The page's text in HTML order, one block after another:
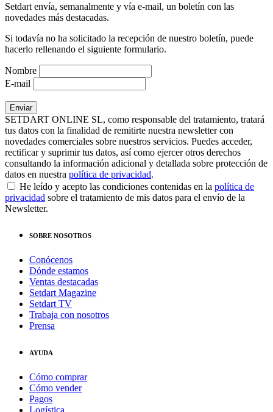
Setdart envía, semanalmente y vía e-mail, un boletín con las
novedades más destacadas.
Si todavía no ha solicitado la recepción de nuestro boletín, puede
hacerlo rellenando el siguiente formulario.
Nombre
E-mail
SETDART ONLINE SL, como responsable del tratamiento, tratará
tus datos con la finalidad de remitirte nuestra newsletter con
novedades comerciales sobre nuestros servicios. Puedes acceder,
rectificar y suprimir tus datos, así como ejercer otros derechos
consultando la información adicional y detallada sobre protección de
datos en nuestra política de privacidad.
He leído y acepto las condiciones contenidas en la política de
privacidad sobre el tratamiento de mis datos para el envío de la
Newsletter.
SOBRE NOSOTROS
Conócenos
Dónde estamos
Ventas destacadas
Setdart Magazine
Setdart TV
Trabaja con nosotros
Prensa
AYUDA
Cómo comprar
Cómo vender
Pagos
Logística